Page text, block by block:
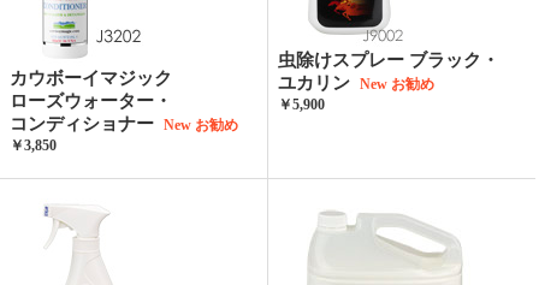
カウボーイマジック
ローズウォーター・
コンディショナー New お勧め
￥3,850
虫除けスプレー ブラック・
ユカリン New お勧め
￥5,900